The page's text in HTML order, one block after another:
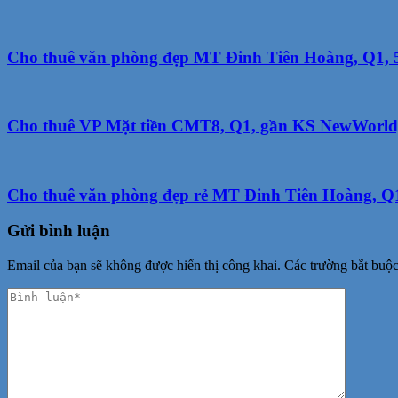
Cho thuê văn phòng đẹp MT Đinh Tiên Hoàng, Q1,
Cho thuê VP Mặt tiền CMT8, Q1, gần KS
Cho thuê văn phòng đẹp rẻ MT Đinh Tiên Hoàng,
Gửi bình luận
Email của bạn sẽ không được hiển thị công khai. Các trường bắt
Phản